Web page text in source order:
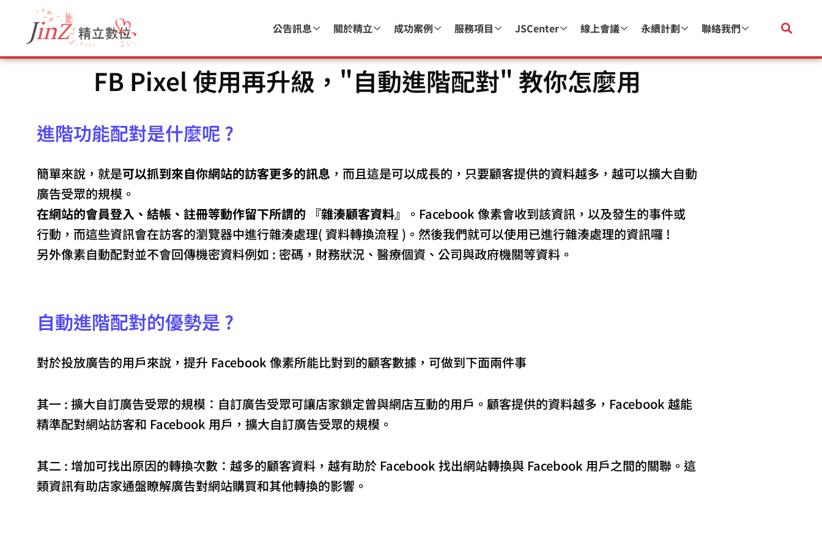
要
公告訊息 關於精立 成功案例 服務項目 JSCenter 線上會議 永續計劃 聯絡我們
FB Pixel 使用再升級，"自動進階配對" 教你怎麼用
進階功能配對是什麼呢 ?
簡單來說，就是可以抓到來自你網站的訪客更多的訊息 ，而且這是可以成長的，只要顧客提供的資料越多，越可以擴大自動
廣告受眾的規模。
在網站的會員登入、結帳、註冊等動作留下所謂的 『雜湊顧客資料』
。Facebook 像素會收到該資訊，以及發生的事件或
行動，而這些資訊會在訪客的瀏覽器中進行雜湊處理( 資料轉換流程 )。然後我們就可以使用已進行雜湊處理的資訊囉 !
另外像素自動配對並不會回傳機密資料例如 : 密碼，財務狀況、醫療個資、公司與政府機關等資料。
自動進階配對的優勢是 ?
對於投放廣告的用戶來說，提升 Facebook 像素所能比對到的顧客數據，可做到下面兩件事
其一 : 擴大自訂廣告受眾的規模：自訂廣告受眾可讓店家鎖定曾與網店互動的用戶。顧客提供的資料越多，Facebook 越能
精準配對網站訪客和 Facebook 用戶，擴大自訂廣告受眾的規模。
其二 : 增加可找出原因的轉換次數：越多的顧客資料，越有助於 Facebook 找出網站轉換與 Facebook 用戶之間的關聯。這
類資訊有助店家通盤瞭解廣告對網站購買和其他轉換的影響。